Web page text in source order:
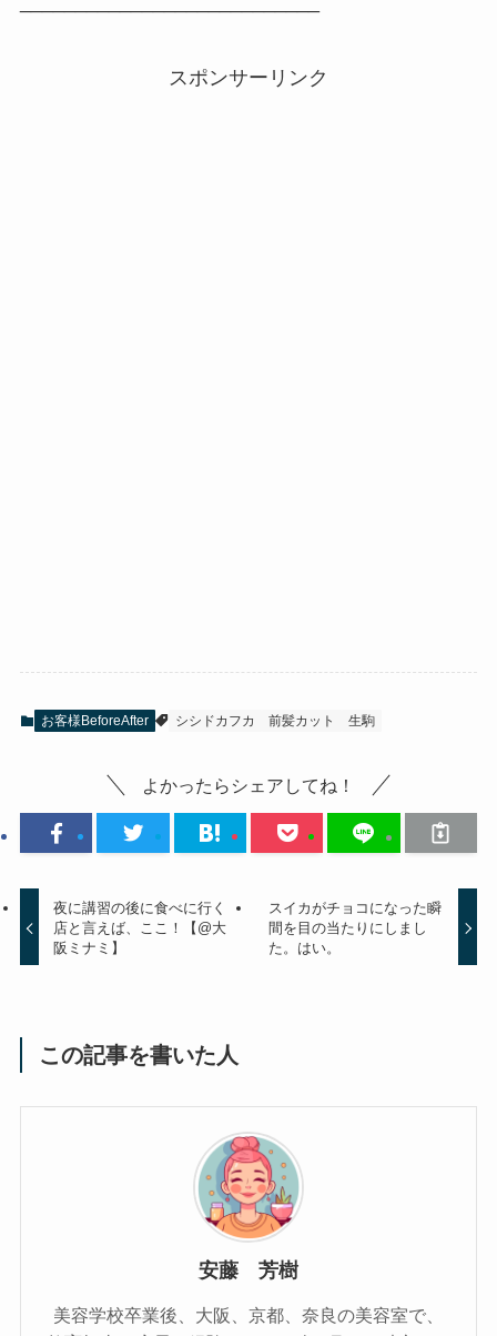
スポンサーリンク
お客様BeforeAfter シシドカフカ 前髪カット 生駒
よかったらシェアしてね！
夜に講習の後に食べに行く
店と言えば、ここ！【@大
阪ミナミ】
スイカがチョコになった瞬
間を目の当たりにしまし
た。はい。
この記事を書いた人
安藤 芳樹
美容学校卒業後、大阪、京都、奈良の美容室で、